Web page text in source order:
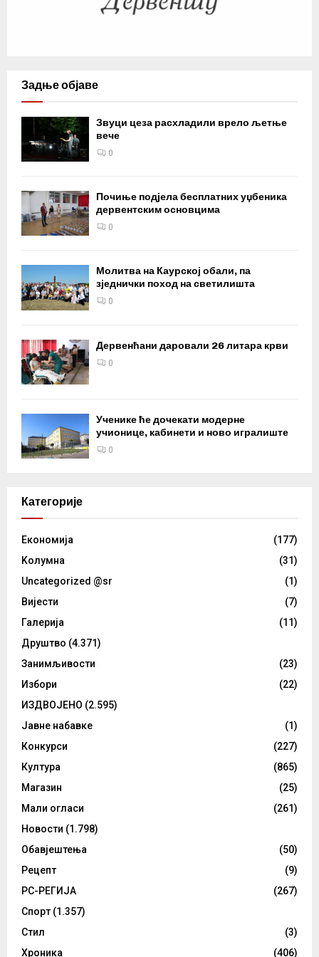
Задње објаве
Звуци цеза расхладили врело љетње
вече
0
Почиње подјела бесплатних уџбеника
дервентским основцима
0
Молитва на Каурској обали, па
зједнички поход на светилишта
0
Дервенћани даровали 26 литара крви
0
Ученике ће дочекати модерне
учионице, кабинети и ново игралиште
0
Категорије
Eкономија
(177)
Kолумнa
(31)
Uncategorized @sr
(1)
Вијести
(7)
Галерија
(11)
Друштво (4.371)
Занимљивости
(23)
Избори
(22)
ИЗДВОЈЕНО (2.595)
Јавне набавке
(1)
Конкурси
(227)
Култура
(865)
Магазин
(25)
Мали огласи
(261)
Новости (1.798)
Обавјештења
(50)
Рецепт
(9)
РС-РЕГИЈА
(267)
Спорт (1.357)
Стил
(3)
Хроника
(406)